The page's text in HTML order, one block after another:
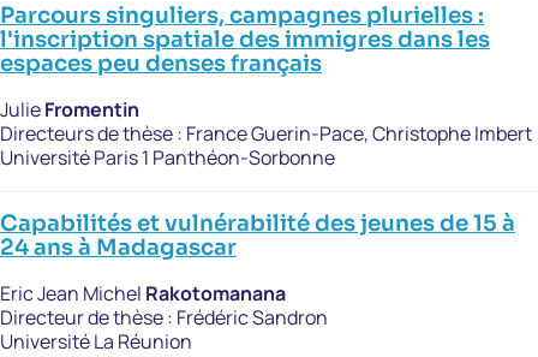
Parcours singuliers, campagnes plurielles :
l'inscription spatiale des immigres dans les
espaces peu denses français
JulieFromentin
Directeurs de thèse : France Guerin-Pace, Christophe Imbert
Université Paris 1 Panthéon-Sorbonne
Capabilités et vulnérabilité des jeunes de 15 à
24 ans à Madagascar
Eric Jean Michel Rakotomanana
Directeur de thèse : Frédéric Sandron
Université La Réunion